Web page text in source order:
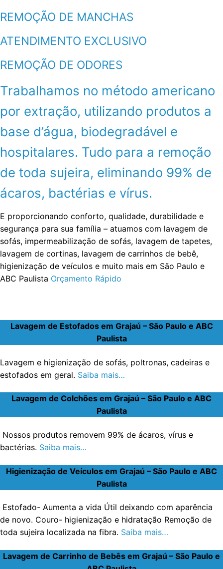
REMOÇÃO DE MANCHAS
ATENDIMENTO EXCLUSIVO
REMOÇÃO DE ODORES
Trabalhamos no método americano
por extração, utilizando produtos a
base d’água, biodegradável e
hospitalares. Tudo para a remoção
de toda sujeira, eliminando 99% de
ácaros, bactérias e vírus.
E proporcionando conforto, qualidade, durabilidade e
segurança para sua família – atuamos com lavagem de
sofás, impermeabilização de sofás, lavagem de tapetes,
lavagem de cortinas, lavagem de carrinhos de bebê,
higienização de veículos e muito mais em São Paulo e
ABC Paulista Orçamento Rápido
Lavagem de Estofados em Grajaú – São Paulo e ABC
Paulista
Lavagem e higienização de sofás, poltronas, cadeiras e
estofados em geral. Saiba mais…
Lavagem de Colchões em Grajaú – São Paulo e ABC
Paulista
Nossos produtos removem 99% de ácaros, vírus e
bactérias. Saiba mais…
Higienização de Veículos em Grajaú – São Paulo e ABC
Paulista
Estofado- Aumenta a vida Útil deixando com aparência
de novo. Couro- higienização e hidratação Remoção de
toda sujeira localizada na fibra. Saiba mais…
Lavagem de Carrinho de Bebês em Grajaú – São Paulo e